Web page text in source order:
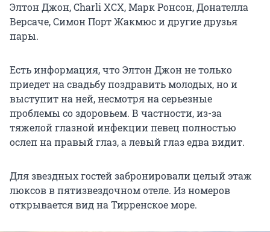
Элтон Джон, Charli XCX, Марк Ронсон, Донателла
Версаче, Симон Порт Жакмюс и другие друзья
пары.
Есть информация, что Элтон Джон не только
приедет на свадьбу поздравить молодых, но и
выступит на ней, несмотря на серьезные
проблемы со здоровьем. В частности, из-за
тяжелой глазной инфекции певец полностью
ослеп на правый глаз, а левый глаз едва видит.
Для звездных гостей забронировали целый этаж
люксов в пятизвездочном отеле. Из номеров
открывается вид на Тирренское море.